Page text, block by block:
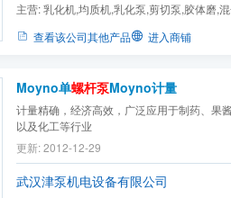
主营:乳化机,均质机,乳化泵,剪切泵,胶体磨,
查看该公司其他产品 进入商铺
Moyno单螺杆泵Moyno计量
计量精确，经济高效，广泛应用于制药、果
以及化工等行业
更新: 2012-12-29
武汉津泵机电设备有限公司